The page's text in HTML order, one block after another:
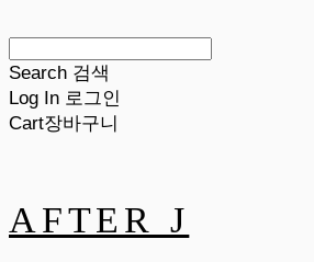
Search 검색
Log In 로그인
Cart장바구니
AFTER J